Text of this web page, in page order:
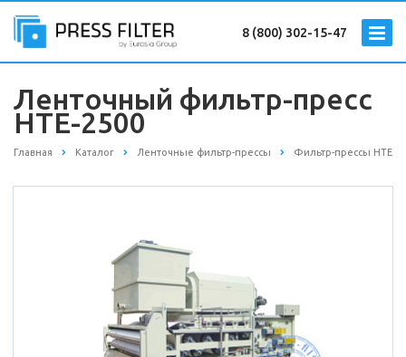
8 (800) 302-15-47
Ленточный фильтр-пресс
HTE-2500
Главная Каталог Ленточные фильтр-прессы Фильтр-прессы HTE